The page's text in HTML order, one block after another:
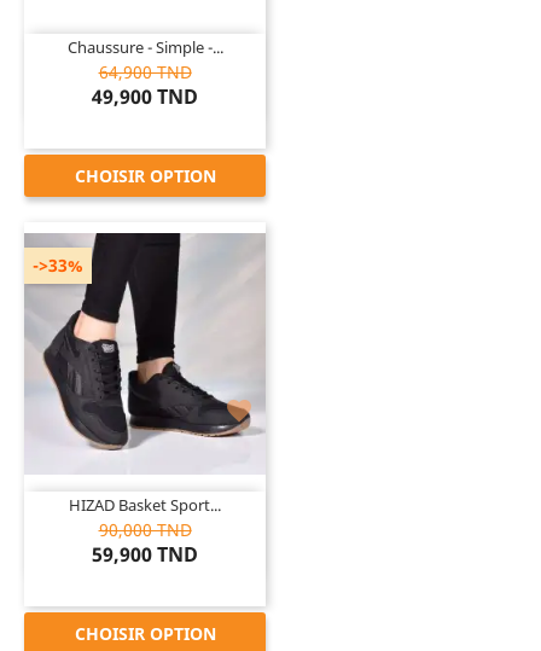
Chaussure - Simple -...
64,900 TND
49,900 TND
CHOISIR OPTION

HIZAD Basket Sport...
90,000 TND
59,900 TND
->33%
CHOISIR OPTION